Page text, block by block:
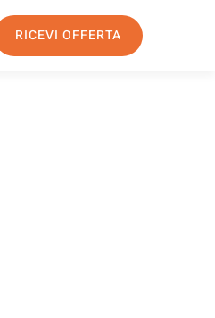
RICEVI OFFERTA